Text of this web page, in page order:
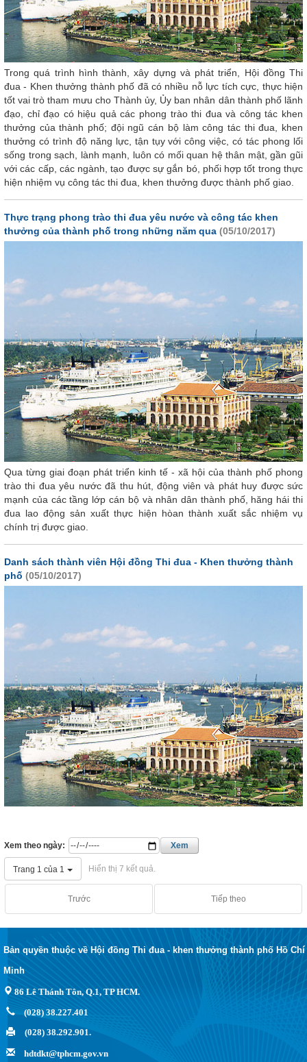
Trong quá trình hình thành, xây dựng và phát triển, Hội đồng Thi
đua - Khen thưởng thành phố đã có nhiều nỗ lực tích cực, thực hiện
tốt vai trò tham mưu cho Thành ủy, Ủy ban nhân dân thành phố lãnh
đạo, chỉ đạo có hiệu quả các phong trào thi đua và công tác khen
thưởng của thành phố; đội ngũ cán bộ làm công tác thi đua, khen
thưởng có trình độ năng lực, tận tụy với công việc, có tác phong lối
sống trong sạch, lành mạnh, luôn có mối quan hệ thân mật, gần gũi
với các cấp, các ngành, tạo được sự gắn bó, phối hợp tốt trong thực
hiện nhiệm vụ công tác thi đua, khen thưởng được thành phố giao.
Thực trạng phong trào thi đua yêu nước và công tác khen
thưởng của thành phố trong những năm qua (05/10/2017)
Qua từng giai đoạn phát triển kinh tế - xã hội của thành phố phong
trào thi đua yêu nước đã thu hút, động viên và phát huy được sức
mạnh của các tầng lớp cán bộ và nhân dân thành phố, hăng hái thi
đua lao động sản xuất thực hiện hòan thành xuất sắc nhiệm vụ
chính trị được giao.
Danh sách thành viên Hội đồng Thi đua - Khen thưởng thành
phố (05/10/2017)
Xem theo ngày: Xem
Trang 1 của 1 Hiển thị 7 kết quả.
Trước Tiếp theo
Bản quyền thuộc về Hội đồng Thi đua - khen thưởng thành phố Hồ Chí
Minh
86 Lê Thánh Tôn, Q.1, TP HCM.
(028) 38.227.401
(028) 38.292.901.
hdtdkt@tphcm.gov.vn